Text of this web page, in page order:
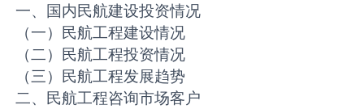
一、国内民航建设投资情况
（一）民航工程建设情况
（二）民航工程投资情况
（三）民航工程发展趋势
二、民航工程咨询市场客户